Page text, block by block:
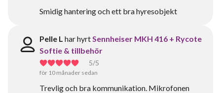
Smidig hantering och ett bra hyresobjekt
Pelle L har hyrtSennheiser MKH 416 + Rycote
Softie & tillbehör
5/5
för 10 månader sedan
Trevlig och bra kommunikation. Mikrofonen